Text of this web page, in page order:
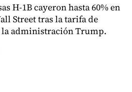
H-1B cayeron hasta 60% en
Street tras la tarifa de
la administración Trump.